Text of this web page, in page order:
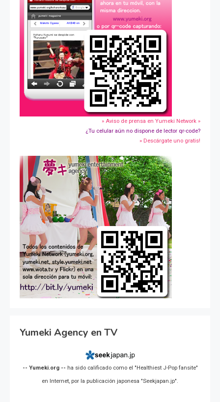
» Aviso de prensa en Yumeki Network »
¿Tu celular aún no dispone de lector qr-code?
» Descárgate uno gratis!
Yumeki Agency en TV
-- Yumeki.org -- ha sido calificado como el "Healthiest J-Pop fansite"
en Internet, por la publicación japonesa "Seekjapan.jp".